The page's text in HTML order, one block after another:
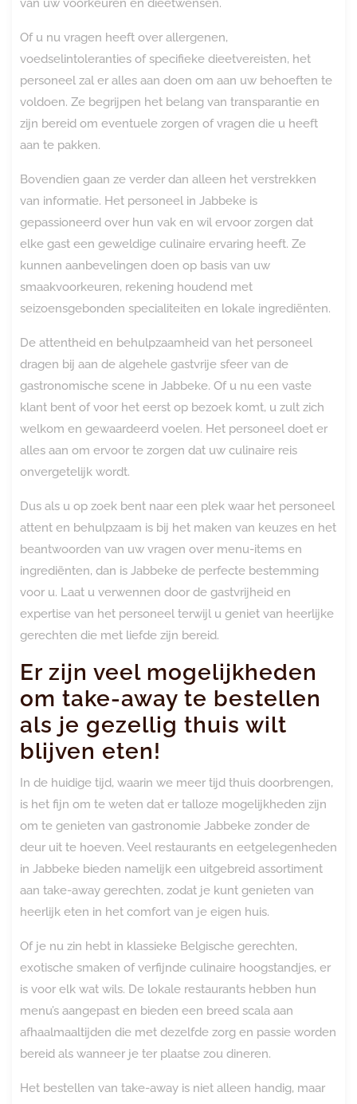
van uw voorkeuren en dieetwensen.
Of u nu vragen heeft over allergenen,
voedselintoleranties of specifieke dieetvereisten, het
personeel zal er alles aan doen om aan uw behoeften te
voldoen. Ze begrijpen het belang van transparantie en
zijn bereid om eventuele zorgen of vragen die u heeft
aan te pakken.
Bovendien gaan ze verder dan alleen het verstrekken
van informatie. Het personeel in Jabbeke is
gepassioneerd over hun vak en wil ervoor zorgen dat
elke gast een geweldige culinaire ervaring heeft. Ze
kunnen aanbevelingen doen op basis van uw
smaakvoorkeuren, rekening houdend met
seizoensgebonden specialiteiten en lokale ingrediënten.
De attentheid en behulpzaamheid van het personeel
dragen bij aan de algehele gastvrije sfeer van de
gastronomische scene in Jabbeke. Of u nu een vaste
klant bent of voor het eerst op bezoek komt, u zult zich
welkom en gewaardeerd voelen. Het personeel doet er
alles aan om ervoor te zorgen dat uw culinaire reis
onvergetelijk wordt.
Dus als u op zoek bent naar een plek waar het personeel
attent en behulpzaam is bij het maken van keuzes en het
beantwoorden van uw vragen over menu-items en
ingrediënten, dan is Jabbeke de perfecte bestemming
voor u. Laat u verwennen door de gastvrijheid en
expertise van het personeel terwijl u geniet van heerlijke
gerechten die met liefde zijn bereid.
Er zijn veel mogelijkheden
om take-away te bestellen
als je gezellig thuis wilt
blijven eten!
In de huidige tijd, waarin we meer tijd thuis doorbrengen,
is het fijn om te weten dat er talloze mogelijkheden zijn
om te genieten van gastronomie Jabbeke zonder de
deur uit te hoeven. Veel restaurants en eetgelegenheden
in Jabbeke bieden namelijk een uitgebreid assortiment
aan take-away gerechten, zodat je kunt genieten van
heerlijk eten in het comfort van je eigen huis.
Of je nu zin hebt in klassieke Belgische gerechten,
exotische smaken of verfijnde culinaire hoogstandjes, er
is voor elk wat wils. De lokale restaurants hebben hun
menu’s aangepast en bieden een breed scala aan
afhaalmaaltijden die met dezelfde zorg en passie worden
bereid als wanneer je ter plaatse zou dineren.
Het bestellen van take-away is niet alleen handig, maar